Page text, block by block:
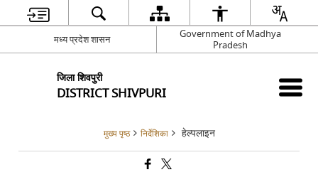
मध्य प्रदेश शासन
Government of Madhya
Pradesh
जिला शिवपुरी
DISTRICT SHIVPURI
मुख्य पृष्ठ निर्देशिका हेल्पलाइन